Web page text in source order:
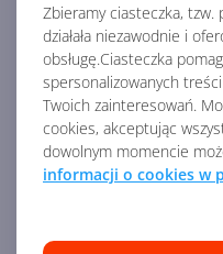
Zbieramy ciasteczka,
działała niezawodnie i
obsługę.Ciasteczka
spersonalizowanych
Twoich zainteresowań.
cookies, akceptując
dowolnym momencie
informacji o cookies w
Licencja:Edukacyjna
59,97zł/ rocznie